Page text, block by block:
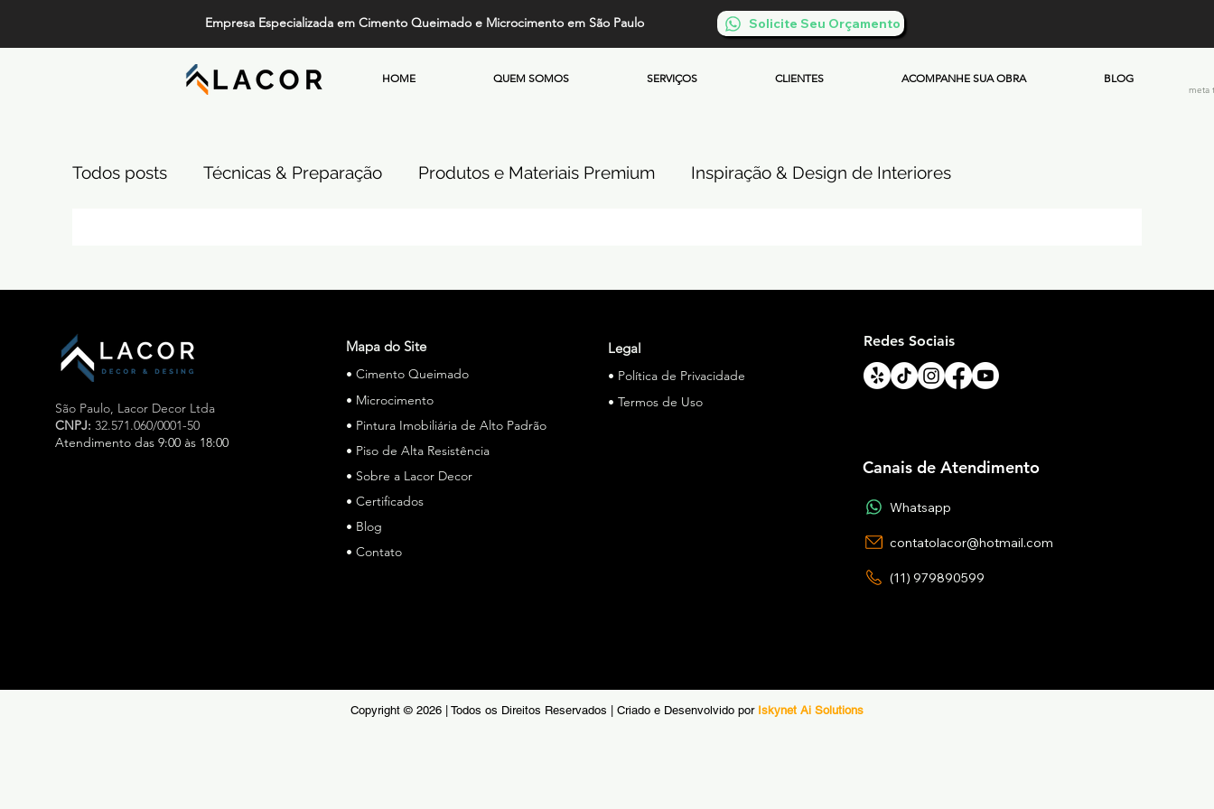
Empresa Especializada em Cimento Queimado e Microcimento em São Paulo Solicite Seu Orçamento
HOME QUEM SOMOS SERVIÇOS CLIENTES ACOMPANHE SUA OBRA BLOG
meta
Todos posts Técnicas & Preparação Produtos e Materiais Premium Inspiração & Design de Interiores
São Paulo, Lacor Decor Ltda
CNPJ: 32.571.060/0001-50
Atendimento das 9:00 às 18:00
Especialista em cimento queimado e microcimento em
São Paulo, a Lacor Decor atua há mais de 15 anos, a
Lacor Decor é especialista em cimento queimado e
microcimento em São Paulo, oferecendo soluções de
alto padrão para pisos e revestimentos. Referência no
Mapa do Site
• Cimento Queimado
• Microcimento
• Pintura Imobiliária de Alto Padrão
• Piso de Alta Resistência
• Sobre a Lacor Decor
• Certificados
• Blog
• Contato
Legal
• Política de Privacidade
• Termos de Uso
Redes Sociais
Canais de Atendimento
Whatsapp
contatolacor@hotmail.com
(11) 979890599
Copyright © 2026 | Todos os Direitos Reservados | Criado e Desenvolvido por Iskynet Ai Solutions